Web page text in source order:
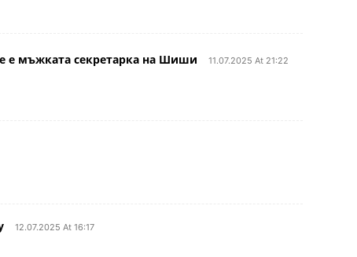
е мъжката секретарка на Шиши 11.07.2025 At 21:22
12.07.2025 At 16:17